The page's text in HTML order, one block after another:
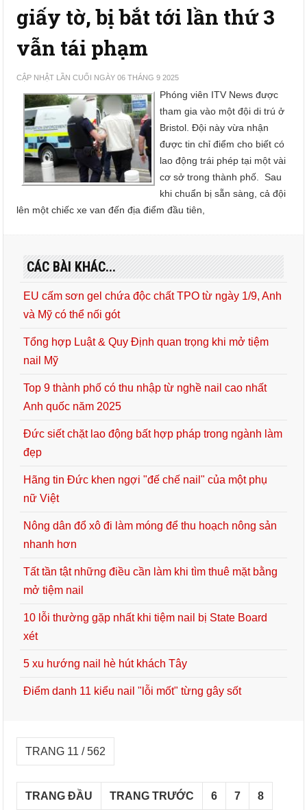
giấy tờ, bị bắt tới lần thứ 3
vẫn tái phạm
CẬP NHẬT LẦN CUỐI NGÀY 06 THÁNG 9 2025
Phóng viên ITV News được
tham gia vào một đội di trú ở
Bristol. Đội này vừa nhận
được tin chỉ điểm cho biết có
lao động trái phép tại một vài
cơ sở trong thành phố. Sau
khi chuẩn bị sẵn sàng, cả đội
lên một chiếc xe van đến địa điểm đầu tiên,
CÁC BÀI KHÁC...
EU cấm sơn gel chứa độc chất TPO từ ngày 1/9, Anh
và Mỹ có thể nối gót
Tổng hợp Luật & Quy Định quan trọng khi mở tiệm
nail Mỹ
Top 9 thành phố có thu nhập từ nghề nail cao nhất
Anh quốc năm 2025
Đức siết chặt lao động bất hợp pháp trong ngành làm
đẹp
Hãng tin Đức khen ngợi "đế chế nail" của một phụ
nữ Việt
Nông dân đổ xô đi làm móng để thu hoạch nông sản
nhanh hơn
Tất tần tật những điều cần làm khi tìm thuê mặt bằng
mở tiệm nail
10 lỗi thường gặp nhất khi tiệm nail bị State Board
xét
5 xu hướng nail hè hút khách Tây
Điểm danh 11 kiểu nail "lỗi mốt" từng gây sốt
TRANG 11 / 562
TRANG ĐẦU TRANG TRƯỚC 6 7 8